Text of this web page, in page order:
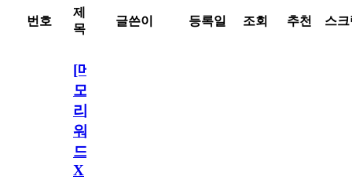
번호
제
목
글쓴이 등록일 조회 추천 스
[메
모
리
워
드
X